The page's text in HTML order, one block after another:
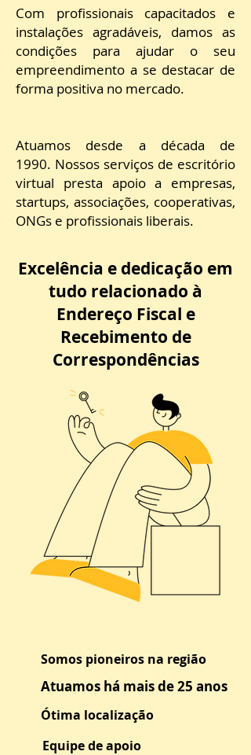
Com profissionais capacitados e
instalações agradáveis, damos as
condições para ajudar o seu
empreendimento a se destacar de
forma positiva no mercado.
Atuamos desde a década de
1990. Nossos serviços de escritório
virtual presta apoio a empresas,
startups, associações, cooperativas,
ONGs e profissionais liberais.
Excelência e dedicação em
tudo relacionado à
Endereço Fiscal e
Recebimento de
Correspondências
Ótima localização
Equipe de apoio
Somos pioneiros na região
Atuamos há mais de 25 anos